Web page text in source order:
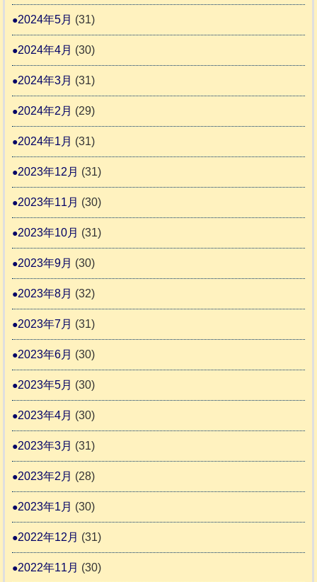
2024年5月 (31)
2024年4月 (30)
2024年3月 (31)
2024年2月 (29)
2024年1月 (31)
2023年12月 (31)
2023年11月 (30)
2023年10月 (31)
2023年9月 (30)
2023年8月 (32)
2023年7月 (31)
2023年6月 (30)
2023年5月 (30)
2023年4月 (30)
2023年3月 (31)
2023年2月 (28)
2023年1月 (30)
2022年12月 (31)
2022年11月 (30)